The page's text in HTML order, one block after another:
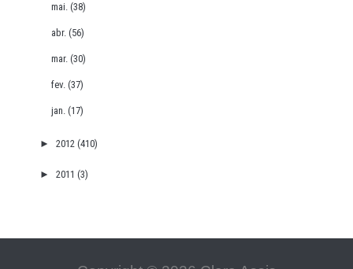
mai.(38)
abr.(56)
mar.(30)
fev.(37)
jan.(17)
► 2012 (410)
► 2011 (3)